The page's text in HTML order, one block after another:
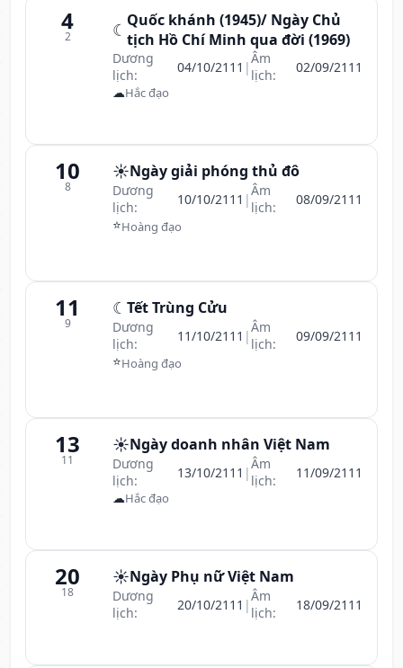
4
2 ☾ Quốc khánh (1945)/ Ngày Chủ
tịch Hồ Chí Minh qua đời (1969)
Dương
lịch:
04/10/2111 |Âm
lịch:
02/09/2111
☁Hắc đạo
10
8
☀️Ngày giải phóng thủ đô
Dương
lịch:
10/10/2111 |Âm
lịch:
08/09/2111
⭐Hoàng đạo
11
9
☾ Tết Trùng Cửu
Dương
lịch:
11/10/2111 |Âm
lịch:
09/09/2111
⭐Hoàng đạo
13
11
☀️Ngày doanh nhân Việt Nam
Dương
lịch:
13/10/2111 |Âm
lịch:
11/09/2111
☁Hắc đạo
20
18
☀️Ngày Phụ nữ Việt Nam
Dương
lịch:
20/10/2111 |Âm
lịch:
18/09/2111